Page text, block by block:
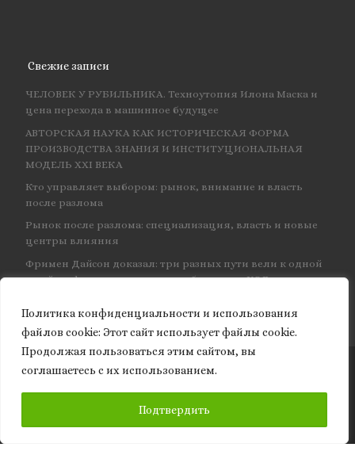
Политика конфиденциальности и использования
файлов сookie: Этот сайт использует файлы cookie.
Продолжая пользоваться этим сайтом, вы
соглашаетесь с их использованием.
Подтвердить
Свежие записи
ЧЕЛОВЕК У РУБИЛЬНИКА. Техноутопия Илона Маска и
цена перехода в машинное будущее
АВТОРСКАЯ НАУКА КАК ИСТОРИЧЕСКАЯ ФОРМА
ПРОИЗВОДСТВА ЗНАНИЯ И ИНСТИТУЦИОНАЛЬНАЯ
МОДЕЛЬ XXI ВЕКА
Кто управляет выбором: рынок, внимание и власть
после разлома
Рынок после разлома: специализация, власть и новые
центры влияния
Фримен Дайсон доказал: три разных пути вели к одной
и той же физике — и навсегда объединил КЭД
© 2026Granite of science– Все права защищены